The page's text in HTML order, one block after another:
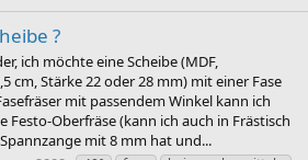
?
ich möchte eine Scheibe (MDF,
cm, Stärke 22 oder 28 mm) mit einer Fase
mit passendem Winkel kann ich
Festo-Oberfräse (kann ich auch in Frästisch
mit 8 mm hat und...